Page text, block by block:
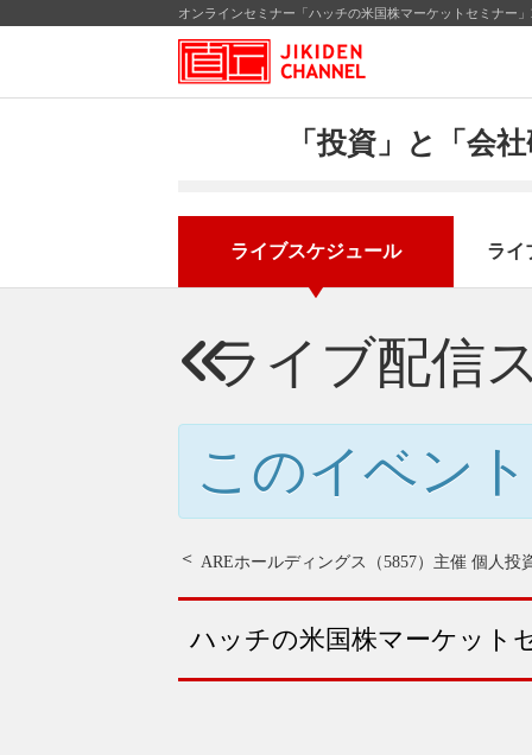
オンラインセミナー「ハッチの米国株マーケットセミナー
「投資」と「会
ライブスケジュール ライ
ライブ配信
このイベン
AREホールディングス（5857）主催 個人投
ハッチの米国株マーケット